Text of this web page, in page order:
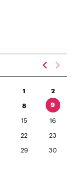
1 2
8 9
15 16
22 23
29 30